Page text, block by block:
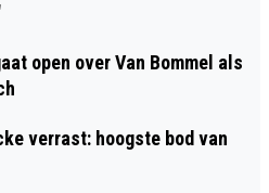
open over Van Bommel als
verrast: hoogste bod van